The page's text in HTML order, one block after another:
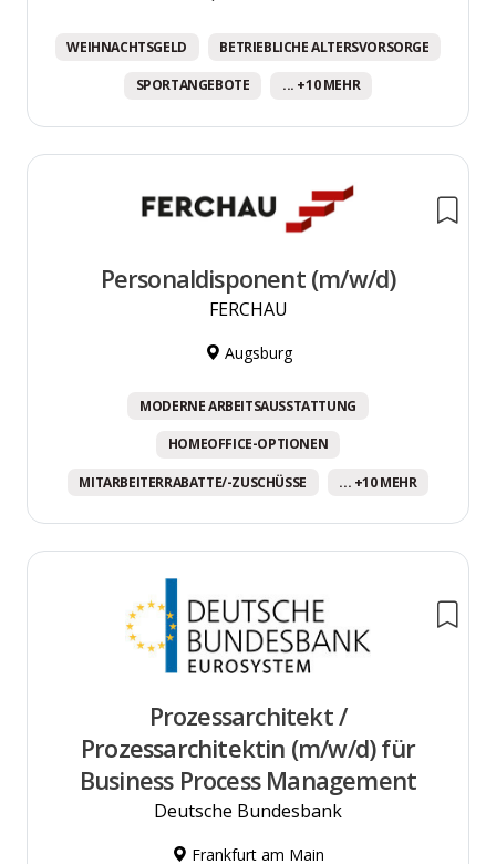
WEIHNACHTSGELD BETRIEBLICHE ALTERSVORSORGE
SPORTANGEBOTE ... +10 MEHR
Personaldisponent (m/w/d)
FERCHAU
Augsburg
MODERNE ARBEITSAUSSTATTUNG
HOMEOFFICE-OPTIONEN
MITARBEITERRABATTE/-ZUSCHÜSSE ... +10 MEHR
Prozessarchitekt /
Prozessarchitektin (m/w/d) für
Business Process Management
Deutsche Bundesbank
Frankfurt am Main